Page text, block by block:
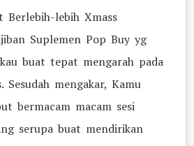
Berlebih-lebih Xmass
Suplemen Pop Buy yg
buat tepat mengarah pada
Sesudah mengakar, Kamu
bermacam macam sesi
serupa buat mendirikan